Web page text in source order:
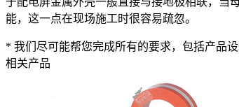
能，这一点在现场施工时很容易疏忽。
* 我们尽可能帮您完成所有的要求，包括产品设
相关产品